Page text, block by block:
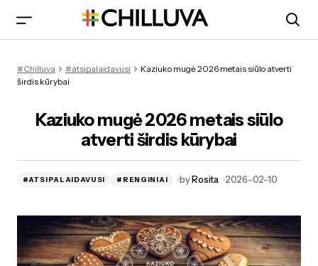
pramogos
#Chilluva #atsipalaidavusi
Kaziuko mugė 2026 metais siūlo atverti
širdis kūrybai
Kaziuko mugė 2026 metais siūlo
atverti širdis kūrybai
#ATSIPALAIDAVUSI #RENGINIAI byRosita 2026-02-10